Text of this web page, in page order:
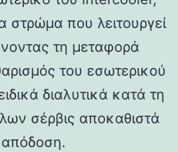
στρώμα που λειτουργεί
τη μεταφορά
του εσωτερικού
διαλυτικά κατά τη
σέρβις αποκαθιστά